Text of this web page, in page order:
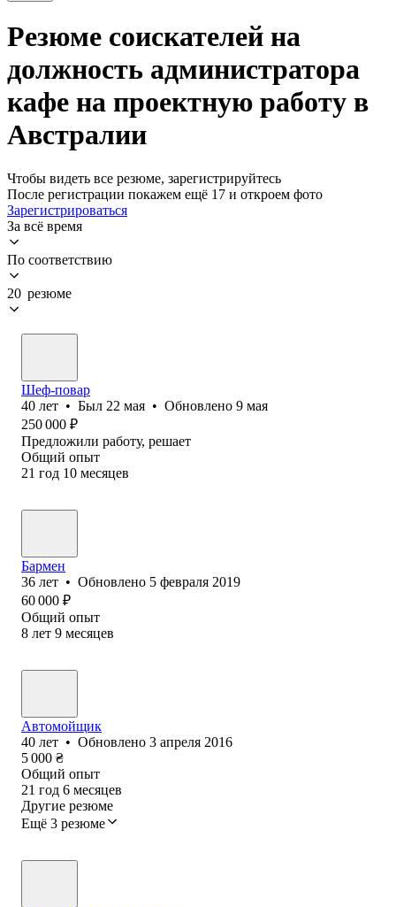
Резюме соискателей на
должность администратора
кафе на проектную работу в
Австралии
Чтобы видеть все резюме, зарегистрируйтесь
После регистрации покажем ещё 17 и откроем фото
Зарегистрироваться
За всё время
По соответствию
20 резюме
Шеф-повар
40 лет • Был 22 мая • Обновлено 9 мая
250 000 ₽
Предложили работу, решает
Общий опыт
21 год 10 месяцев
Бармен
36 лет • Обновлено 5 февраля 2019
60 000 ₽
Общий опыт
8 лет 9 месяцев
Автомойщик
40 лет • Обновлено 3 апреля 2016
5 000 ₴
Общий опыт
21 год 6 месяцев
Другие резюме
Ещё 3 резюме